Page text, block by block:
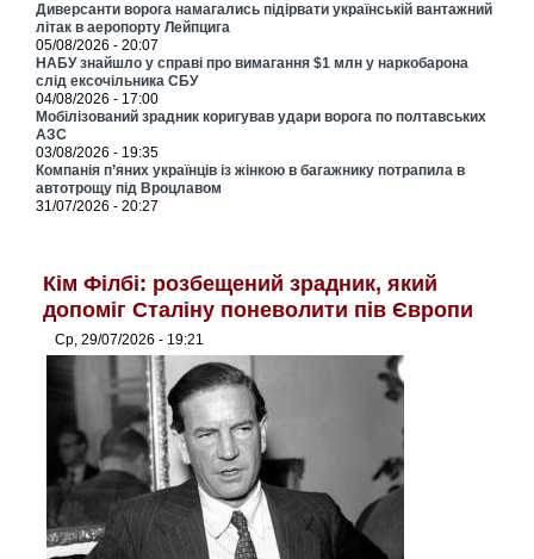
Диверсанти ворога намагались підірвати українській вантажний
літак в аеропорту Лейпцига
05/08/2026 - 20:07
НАБУ знайшло у справі про вимагання $1 млн у наркобарона
слід ексочільника СБУ
04/08/2026 - 17:00
Мобілізований зрадник коригував удари ворога по полтавських
АЗС
03/08/2026 - 19:35
Компанія п’яних українців із жінкою в багажнику потрапила в
автотрощу під Вроцлавом
31/07/2026 - 20:27
Кім Філбі: розбещений зрадник, який
допоміг Сталіну поневолити пів Європи
Ср, 29/07/2026 - 19:21